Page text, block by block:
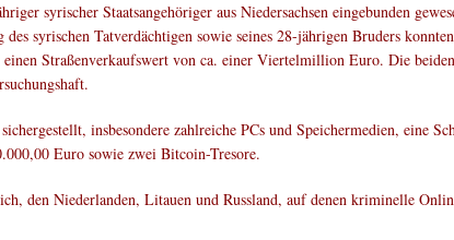
syrischer Staatsangehöriger aus Niedersachsen eingebunden
syrischen Tatverdächtigen sowie seines 28-jährigen Bruders
Straßenverkaufswert von ca. einer Viertelmillion Euro. Die
insbesondere zahlreiche PCs und Speichermedien, eine
Euro sowie zwei Bitcoin-Tresore.
den Niederlanden, Litauen und Russland, auf denen kriminelle